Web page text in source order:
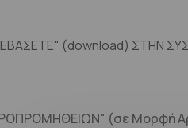
(download) ΣΤΗΝ
(σε Μορφή